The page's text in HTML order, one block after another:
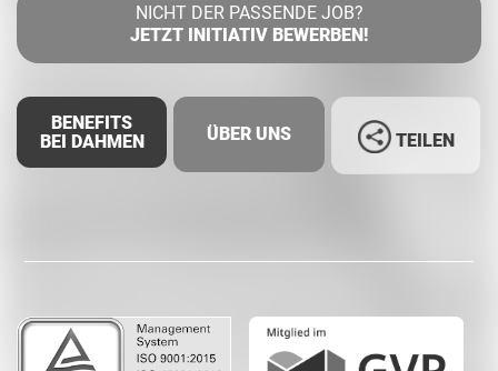
NICHT DER PASSENDE JOB?
JETZT INITIATIV BEWERBEN!
BENEFITS
BEI DAHMEN
ÜBER UNS TEILEN